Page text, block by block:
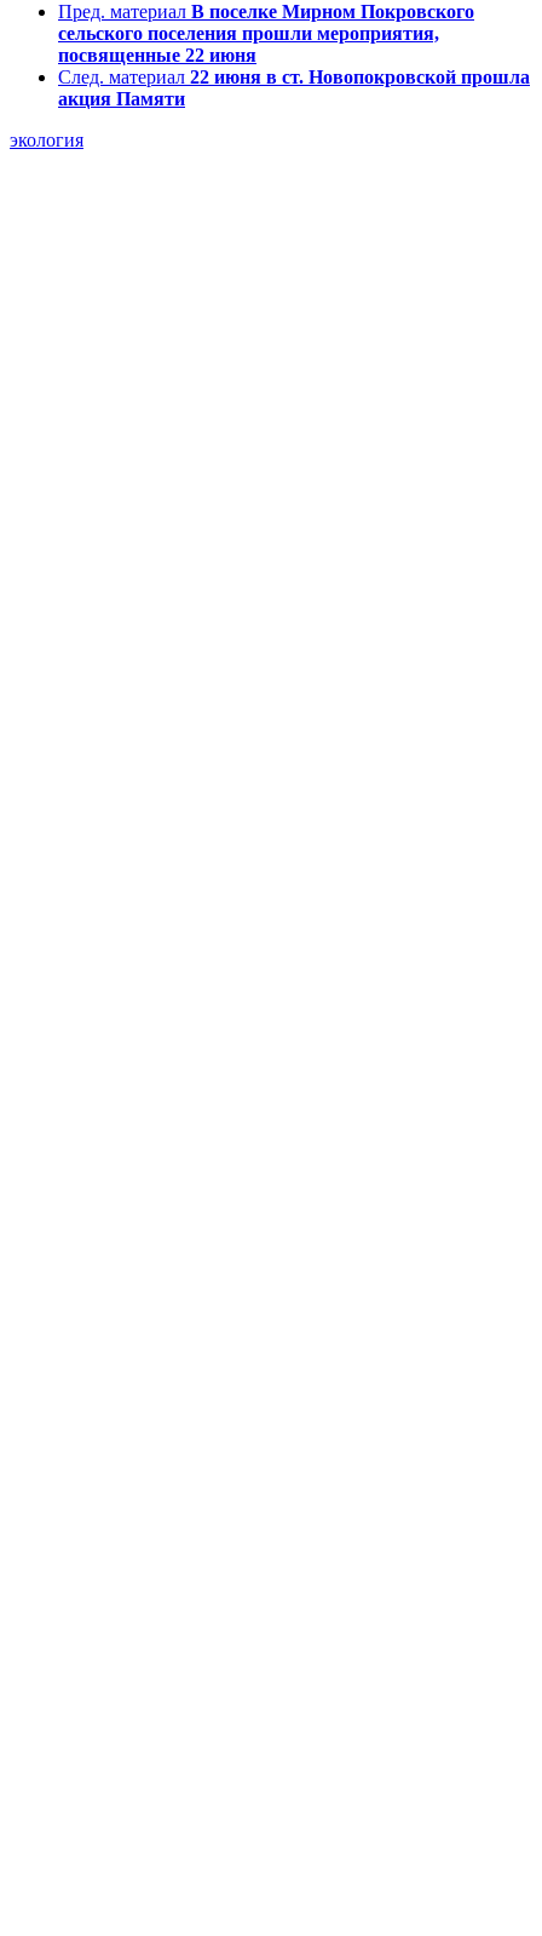
Пред. материал В поселке Мирном Покровского
сельского поселения прошли мероприятия,
посвященные 22 июня
След. материал 22 июня в ст. Новопокровской прошла
акция Памяти
экология